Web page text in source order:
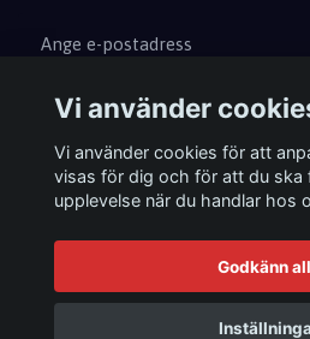
Vi använder
Vi använder cookies för att
visas för dig och för att du ska
upplevelse när du handlar hos
Godkänn